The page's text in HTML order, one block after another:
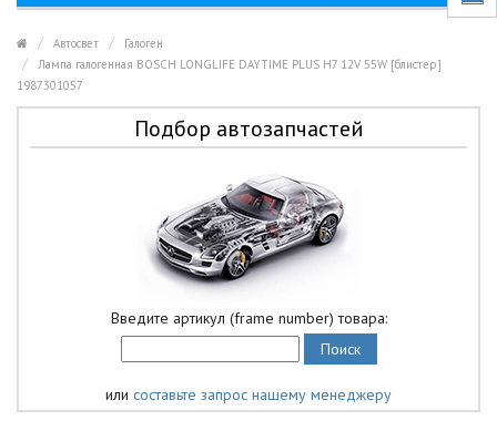
Автосвет
Галоген
Лампа галогенная BOSCH LONGLIFE DAYTIME PLUS H7 12V 55W [блистер]
1987301057
Подбор автозапчастей
Введите артикул (frame number) товара:
или составьте запрос нашему менеджеру